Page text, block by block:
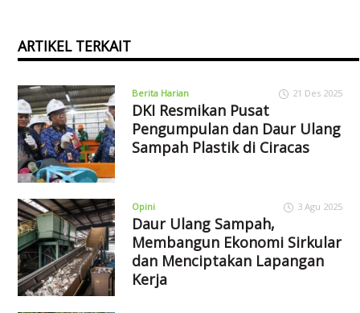
ARTIKEL TERKAIT
Berita Harian 21 Des 2025
DKI Resmikan Pusat
Pengumpulan dan Daur Ulang
Sampah Plastik di Ciracas
Opini 3 Agu 2025
Daur Ulang Sampah,
Membangun Ekonomi Sirkular
dan Menciptakan Lapangan
Kerja